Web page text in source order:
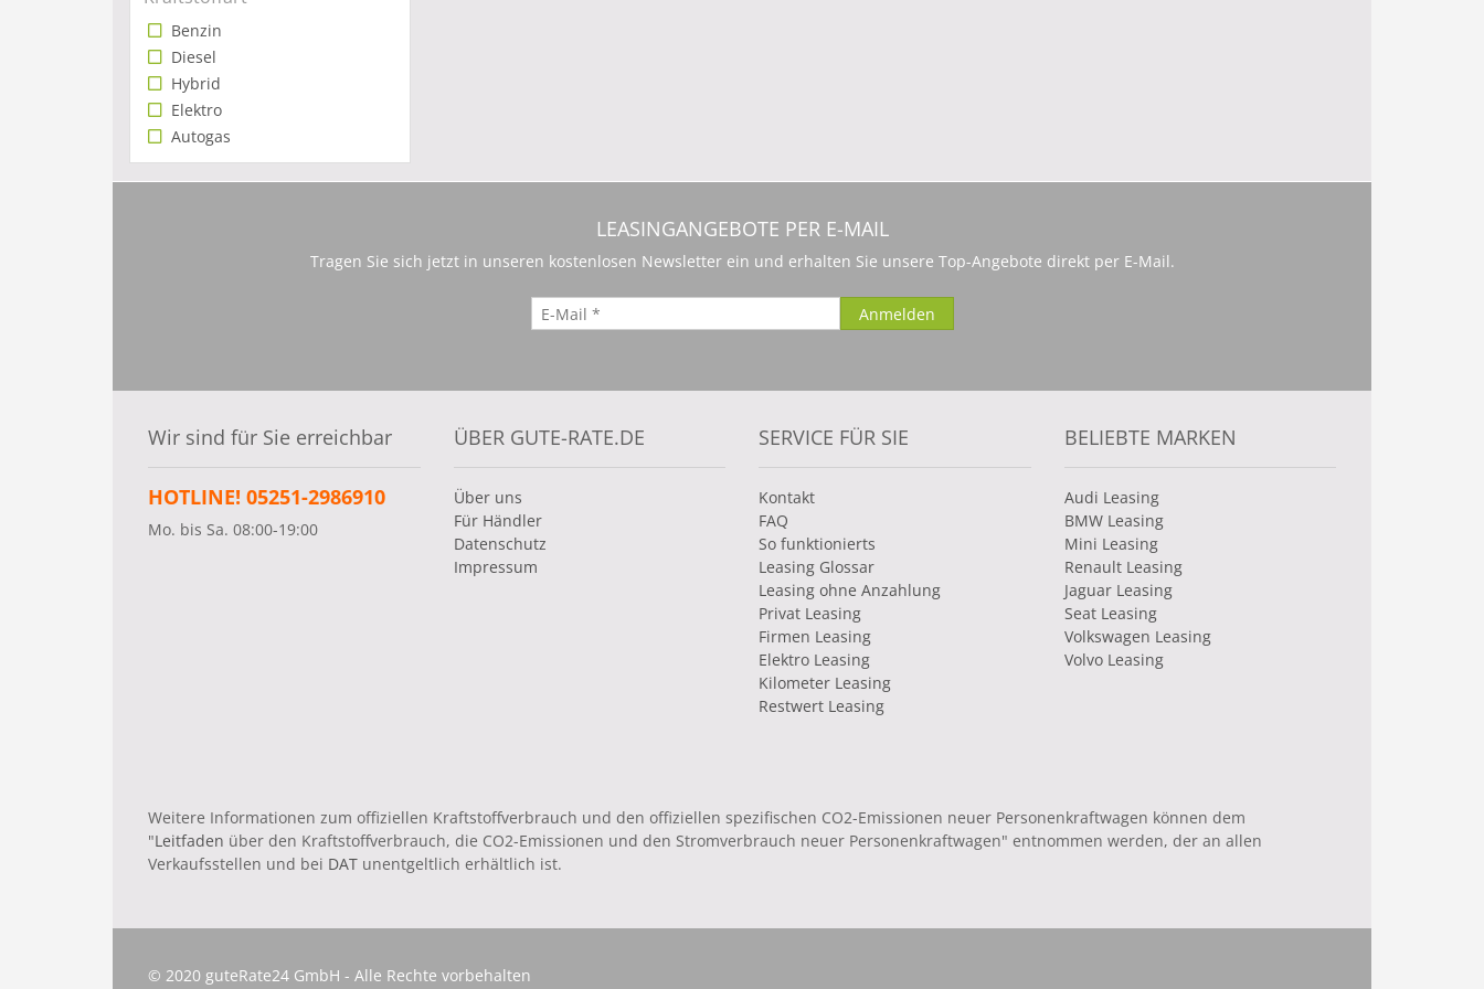
Benzin
Diesel
Hybrid
Elektro
Autogas
LEASINGANGEBOTE PER E-MAIL
Tragen Sie sich jetzt in unseren kostenlosen Newsletter ein und erhalten Sie unsere Top-Angebote direkt per E-Mail.
Wir sind für Sie erreichbar
HOTLINE! 05251-2986910
Mo. bis Sa. 08:00-19:00
ÜBER GUTE-RATE.DE
Über uns
Für Händler
Datenschutz
Impressum
SERVICE FÜR SIE
Kontakt
FAQ
So funktionierts
Leasing Glossar
Leasing ohne Anzahlung
Privat Leasing
Firmen Leasing
Elektro Leasing
Kilometer Leasing
Restwert Leasing
BELIEBTE MARKEN
Audi Leasing
BMW Leasing
Mini Leasing
Renault Leasing
Jaguar Leasing
Seat Leasing
Volkswagen Leasing
Volvo Leasing
Weitere Informationen zum offiziellen Kraftstoffverbrauch und den offiziellen spezifischen CO2-Emissionen neuer Personenkraftwagen können dem
"Leitfaden über den Kraftstoffverbrauch, die CO2-Emissionen und den Stromverbrauch neuer Personenkraftwagen" entnommen werden, der an allen
Verkaufsstellen und bei DAT unentgeltlich erhältlich ist.
© 2020 guteRate24 GmbH - Alle Rechte vorbehalten